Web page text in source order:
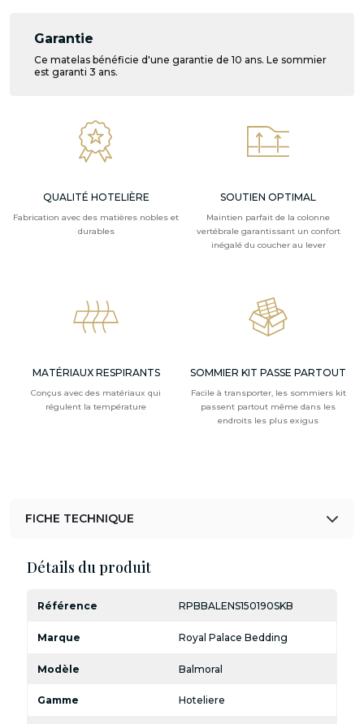
Garantie
Ce matelas bénéficie d'une garantie de 10 ans. Le sommier
est garanti 3 ans.
QUALITÉ HOTELIÈRE
Fabrication avec des matières nobles et
durables
SOUTIEN OPTIMAL
Maintien parfait de la colonne
vertébrale garantissant un confort
inégalé du coucher au lever
MATÉRIAUX RESPIRANTS
Conçus avec des matériaux qui
régulent la température
SOMMIER KIT PASSE PARTOUT
Facile à transporter, les sommiers kit
passent partout même dans les
endroits les plus exigus
FICHE TECHNIQUE
Détails du produit
Référence RPBBALENS150190SKB
Marque Royal Palace Bedding
Modèle Balmoral
Gamme Hoteliere